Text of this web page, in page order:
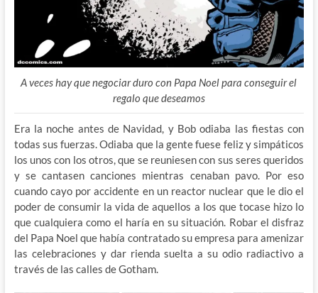
A veces hay que negociar duro con Papa Noel para conseguir el
regalo que deseamos
Era la noche antes de Navidad, y Bob odiaba las fiestas con
todas sus fuerzas. Odiaba que la gente fuese feliz y simpáticos
los unos con los otros, que se reuniesen con sus seres queridos
y se cantasen canciones mientras cenaban pavo. Por eso
cuando cayo por accidente en un reactor nuclear que le dio el
poder de consumir la vida de aquellos a los que tocase hizo lo
que cualquiera como el haría en su situación. Robar el disfraz
del Papa Noel que había contratado su empresa para amenizar
las celebraciones y dar rienda suelta a su odio radiactivo a
través de las calles de Gotham.